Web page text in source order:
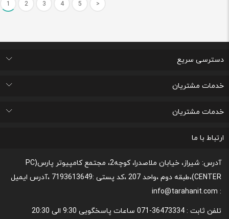
1 2 3 4 5 >
دسترسی سریع
تماس با ما
درباره ما
پرسشهای متداول
اتاق خبر
خدمات مشتریان
قوانین و مقررات مربوط به رعایت حریم شخصی
پیگیری خرید و مدت زمان تحویل
لیست علاقه مندی های من
پشتیبانی و ثبت شکایات مصرف کنندگان
خدمات مشتریان
رونداسترداد وجه
روند مرجوعي كالا و نحوه فسخ خدمات
قوانین و مقررات،نحوه ی پرداخت و شیوه ی ارسال
نحوه پشتیبانی و خدمات پس از فروش
ارتباط با ما
آدرس: شیراز، خیابان ملاصدرا، کوچه2، مجتمع کامپیوتر پارس(PC
CENTER)،طبقه دوم ،واحد 207 ،کد پستی :7193613649 ،آدرس ایمیل
: info@tarahanit.com
تلفن ثابت : 36473334-071 ساعات پاسخگویی 9:30 الی 20:30